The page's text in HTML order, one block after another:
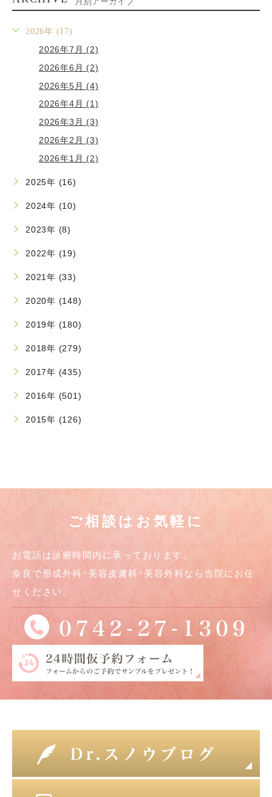
2026年 (17)
2026年7月 (2)
2026年6月 (2)
2026年5月 (4)
2026年4月 (1)
2026年3月 (3)
2026年2月 (3)
2026年1月 (2)
2025年 (16)
2024年 (10)
2023年 (8)
2022年 (19)
2021年 (33)
2020年 (148)
2019年 (180)
2018年 (279)
2017年 (435)
2016年 (501)
2015年 (126)
ご相談はお気軽に
お電話は診療時間内に承っております。
奈良で形成外科･美容皮膚科･美容外科なら当院にお任
せください。